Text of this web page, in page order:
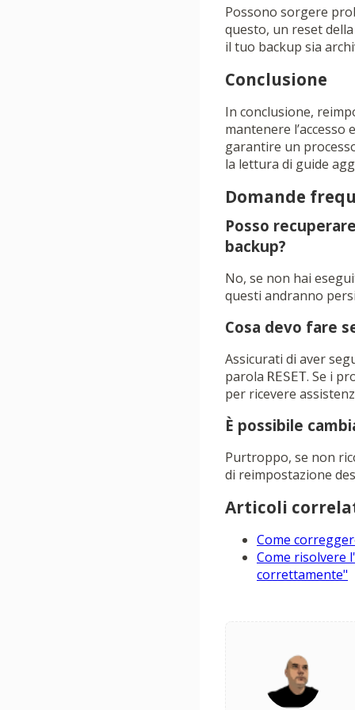
Possono sorgere
questo, un reset
il tuo backup sia
Conclusione
In conclusione,
mantenere
garantire un
la lettura di guide
Domande
Posso
backup?
No, se non hai
questi andranno
Cosa devo fare
Assicurati di aver
parola RESET. Se i
per ricevere
È possibile
Purtroppo, se non
di reimpostazione
Articoli
Come
Come risolvere
correttamente"